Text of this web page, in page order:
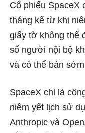
Cổ phiếu SpaceX
tháng kể từ khi
giấy tờ không thể
số người nội bộ
và có thể bán
SpaceX chỉ là
niêm yết lịch sử
Anthropic và